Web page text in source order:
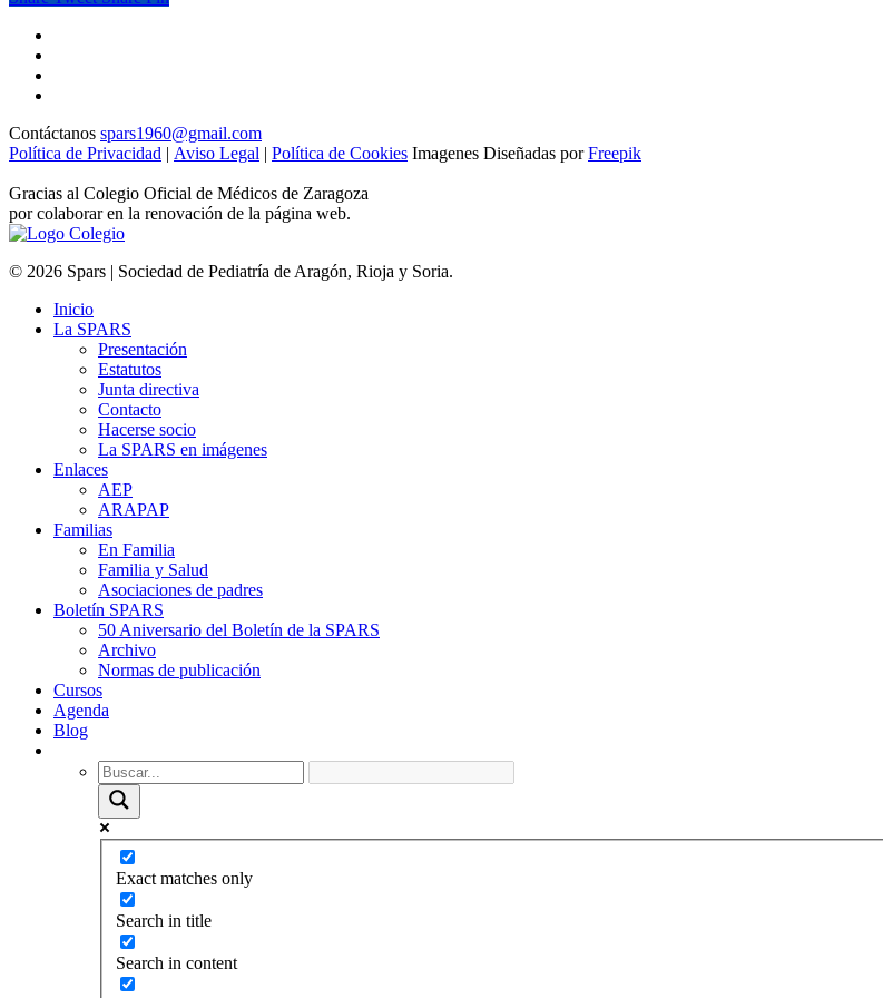
Contáctanos spars1960@gmail.com
Política de Privacidad | Aviso Legal | Política de Cookies Imagenes Diseñadas porFreepik
Gracias al Colegio Oficial de Médicos de Zaragoza
por colaborar en la renovación de la página web.
© 2026 Spars | Sociedad de Pediatría de Aragón, Rioja y Soria.
Inicio
La SPARS
Presentación
Estatutos
Junta directiva
Contacto
Hacerse socio
La SPARS en imágenes
Enlaces
AEP
ARAPAP
Familias
En Familia
Familia y Salud
Asociaciones de padres
Boletín SPARS
50 Aniversario del Boletín de la SPARS
Archivo
Normas de publicación
Cursos
Agenda
Blog
Exact matches only
Search in title
Search in content